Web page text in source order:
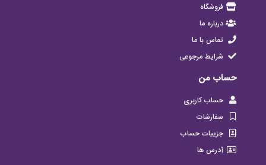
فروشگاه
درباره ما
تماس با ما
شرایط مرجوعی
حساب من
حساب کاربری
سفارشات
جزییات حساب
آدرس ها